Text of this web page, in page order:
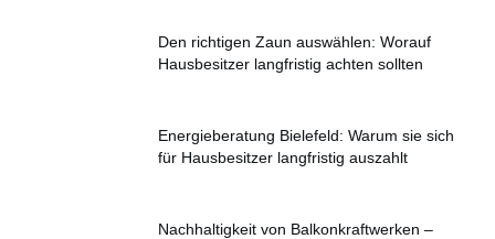
Den richtigen Zaun auswählen: Worauf
Hausbesitzer langfristig achten sollten
Energieberatung Bielefeld: Warum sie sich
für Hausbesitzer langfristig auszahlt
Nachhaltigkeit von Balkonkraftwerken –